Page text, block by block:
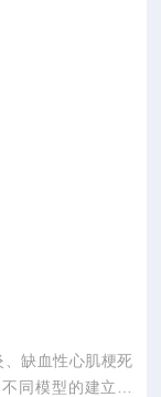
缺血性心肌梗死
同模型的建立方